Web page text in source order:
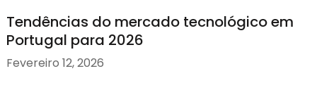
Tendências do mercado tecnológico em
Portugal para 2026
Fevereiro 12, 2026